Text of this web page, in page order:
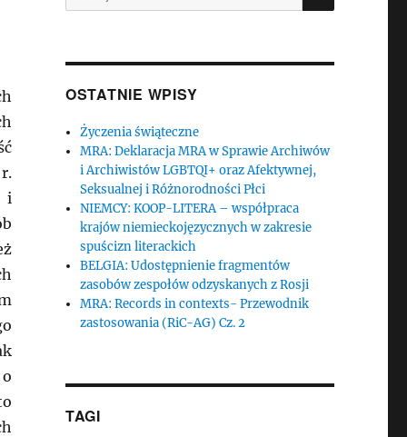
i
OSTATNIE WPISY
Życzenia świąteczne
MRA: Deklaracja MRA w Sprawie Archiwów
i Archiwistów LGBTQI+ oraz Afektywnej,
Seksualnej i Różnorodności Płci
NIEMCY: KOOP-LITERA – współpraca
krajów niemieckojęzycznych w zakresie
spuścizn literackich
BELGIA: Udostępnienie fragmentów
zasobów zespołów odzyskanych z Rosji
MRA: Records in contexts- Przewodnik
zastosowania (RiC-AG) Cz. 2
TAGI